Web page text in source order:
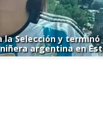
la Selección y
argentina en